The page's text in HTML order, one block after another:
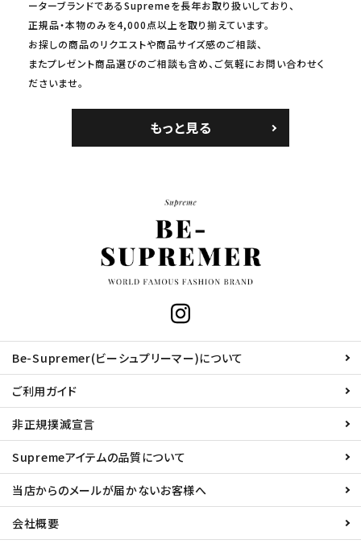
ーターブランドであるSupremeを長年お取り扱いしており、
正規品・本物のみを4,000点以上を取り揃えています。
お探しの商品のリクエストや商品サイズ感のご相談、
またプレゼント商品選びのご相談も含め、ご気軽にお問い合わせく
ださいませ。
もっと見る
Be-Supremer(ビーシュプリーマー)について
ご利用ガイド
非正規撲滅宣言
Supremeアイテムの品質について
当店からのメールが届かないお客様へ
会社概要